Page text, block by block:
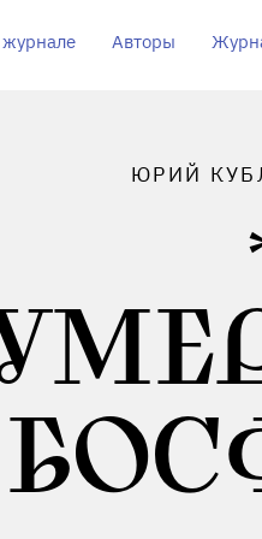
Авторы
ЮРИЙ